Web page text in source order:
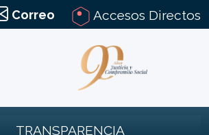
Correo Accesos Directos
TRANSPARENCIA